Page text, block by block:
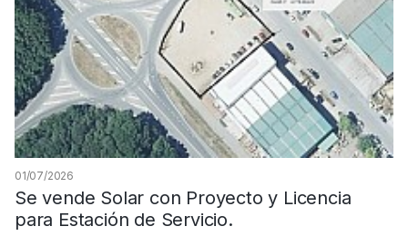
01/07/2026
Se vende Solar con Proyecto y Licencia
para Estación de Servicio.